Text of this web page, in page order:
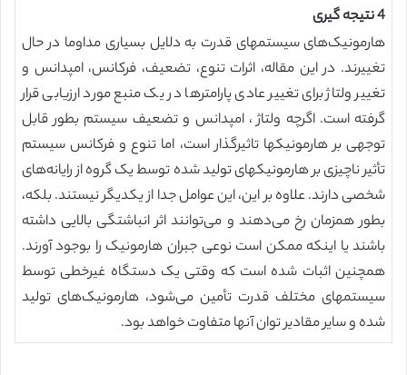
4 نتیجه گیری
هارمونیک‌های سیستمهای قدرت به دلایل بسیاری مداوما در حال
تغییرند. در این مقاله، اثرات تنوع، تضعیف، فرکانس، امپدانس و
تغییر ولتاژ برای تغییر عادی پارامترها در یک منبع مورد ارزیابی قرار
گرفته است. اگرچه ولتاژ ، امپدانس و تضعیف سیستم بطور قابل
توجهی بر هارمونیکها تاثیرگذار است، اما تنوع و فرکانس سیستم
تأثیر ناچیزی بر هارمونیکهای تولید شده توسط یک گروه از رایانه‌های
شخصی دارند. علاوه بر این، این عوامل جدا از یکدیگر نیستند. بلکه،
بطور همزمان رخ می‌دهند و می‌توانند اثر انباشتگی بالایی داشته
باشند یا اینکه ممکن است نوعی جبران هارمونیک را بوجود آورند.
همچنین اثبات شده است که وقتی یک دستگاه غیرخطی توسط
سیستمهای مختلف قدرت تأمین می‌شود، هارمونیک‌های تولید
شده و سایر مقادیر توان آنها متفاوت خواهد بود.